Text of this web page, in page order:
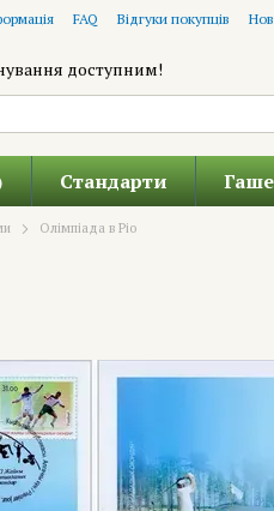
FAQ Відгуки покупців
доступним!
Стандарти
Олімпіада в Ріо